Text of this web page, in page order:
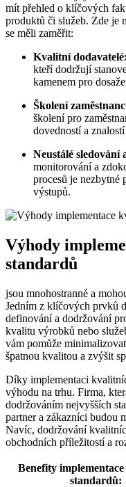
mít přehled o klíčových
produktů či služeb. Zde je
se měli zaměřit:
Kvalitní dodavatelé:
kteří dodržují
kamenem pro
Školení
školení pro
dovedností a
Neustálé sledování
monitorování a
procesů je nezbytné
výstupů.
Výhody
standardů
jsou mnohostranné a
Jedním z klíčových prvků
definování a dodržování
kvalitu výrobků nebo
vám pomůže
špatnou kvalitou a zvýšit
Díky implementaci
výhodu na trhu. Firma,
dodržováním nejvyšších
partner a zákazníci budou
Navíc, dodržování
obchodních příležitostí a
Benefity
standardů: